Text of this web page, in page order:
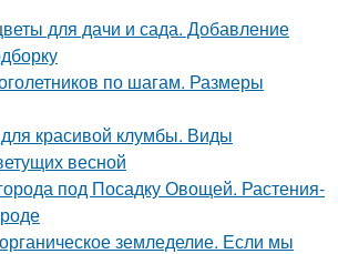
для дачи и сада. Добавление
по шагам. Размеры
красивой клумбы. Виды
весной
под Посадку Овощей. Растения-
земледелие. Если мы